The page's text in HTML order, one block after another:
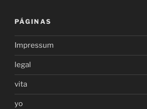
PÁGINAS
Impressum
legal
vita
yo